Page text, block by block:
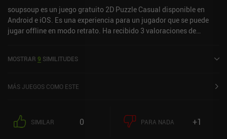
soupsoup es un juego gratuito 2D Puzzle Casual disponible en
Android e iOS. Es una experiencia para un jugador que se puede
jugar offline en modo retrato. Ha recibido 3 valoraciones de
Google Play y de 4,6 sobre 5,0 en la App Store de iOS.
MOSTRAR 9 SIMILITUDES
MÁS JUEGOS COMO ESTE
SIMILAR 0 PARA NADA +1